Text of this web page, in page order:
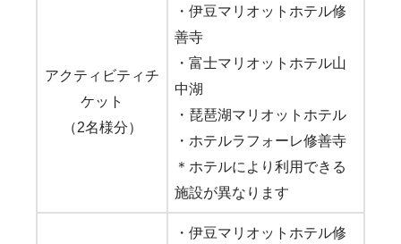
アクティビティチ
ケット
（2名様分）
・伊豆マリオットホテル修
善寺
・富士マリオットホテル山
中湖
・琵琶湖マリオットホテル
・ホテルラフォーレ修善寺
＊ホテルにより利用できる
施設が異なります
・伊豆マリオットホテル修